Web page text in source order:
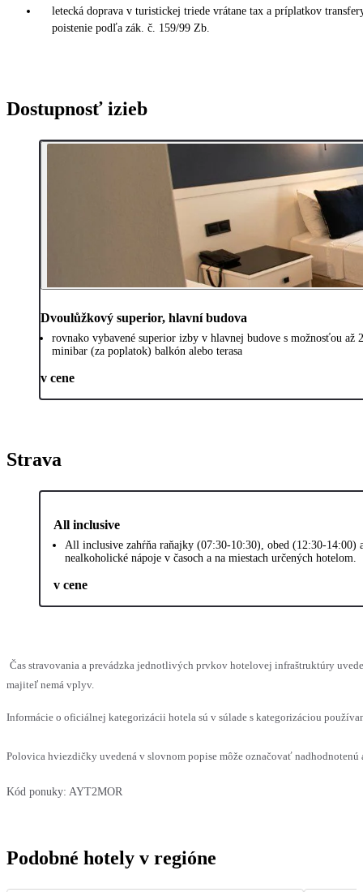
letecká doprava v turistickej triede vrátane tax a príplatkov
poistenie podľa zák. č. 159/99 Zb.
Dostupnosť izieb
Dvoulůžkový superior, hlavní budova
rovnako vybavené superior izby v hlavnej budove s možnosťou
minibar (za poplatok) balkón alebo terasa
v cene
Strava
All inclusive
All inclusive zahŕňa raňajky (07:30-10:30), obed (12:30-14:00)
nealkoholické nápoje v časoch a na miestach určených hotelom.
v cene
Čas stravovania a prevádzka jednotlivých prvkov hotelovej infraštruktúry
majiteľ nemá vplyv.
Informácie o oficiálnej kategorizácii hotela sú v súlade s kategorizáciou
Polovica hviezdičky uvedená v slovnom popise môže označovať
Kód ponuky: AYT2MOR
Podobné hotely v regióne